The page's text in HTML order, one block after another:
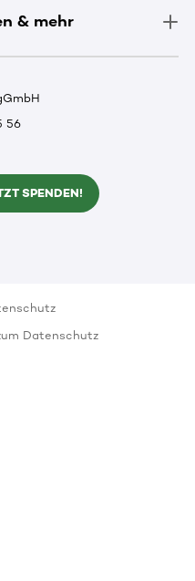
& mehr
56
SPENDEN!
Datenschutz